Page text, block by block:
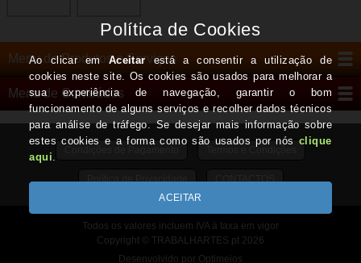
Menu de Produtos e Serviços
Menu de Conteúdos
Termos e Condições
Política de Privacidade CONTACTOS
Todos os valores incluem IVA à taxa em vigor
Copyright © TRABALHARTES.pt 2026
Desenvolvido por Optimeios